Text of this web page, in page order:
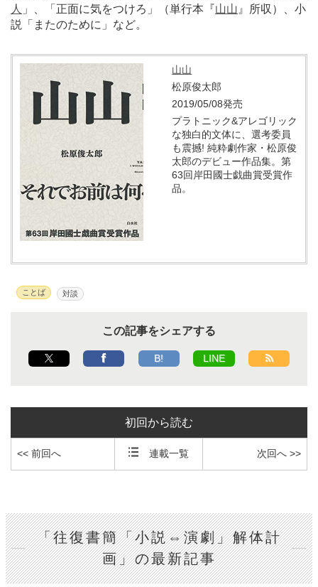
人 」、「正面に気をつけろ」（単行本『山山 』所収）、小
説「またのために」など。
山山
松原俊太郎
2019/05/08発売
プラトニック&アレゴリック
な独白的文体に、選考委員
も震撼! 純粋劇作家・松原俊
太郎のデビュー作品集。第
63回岸田國士戯曲賞受賞作
品。
ことば 対談
この記事をシェアする
B! LINE
初回から読む
<< 前回へ 連載一覧 次回へ >>
「往復書簡「小説⇔演劇」解体計
画」の最新記事